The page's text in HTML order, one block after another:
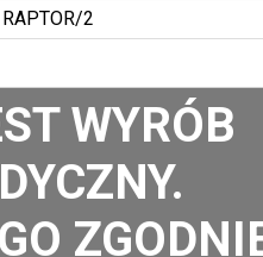
RAPTOR/2
WYRÓB